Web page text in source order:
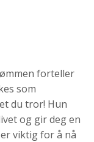
forteller
som
du tror! Hun
og gir deg en
viktig for å nå